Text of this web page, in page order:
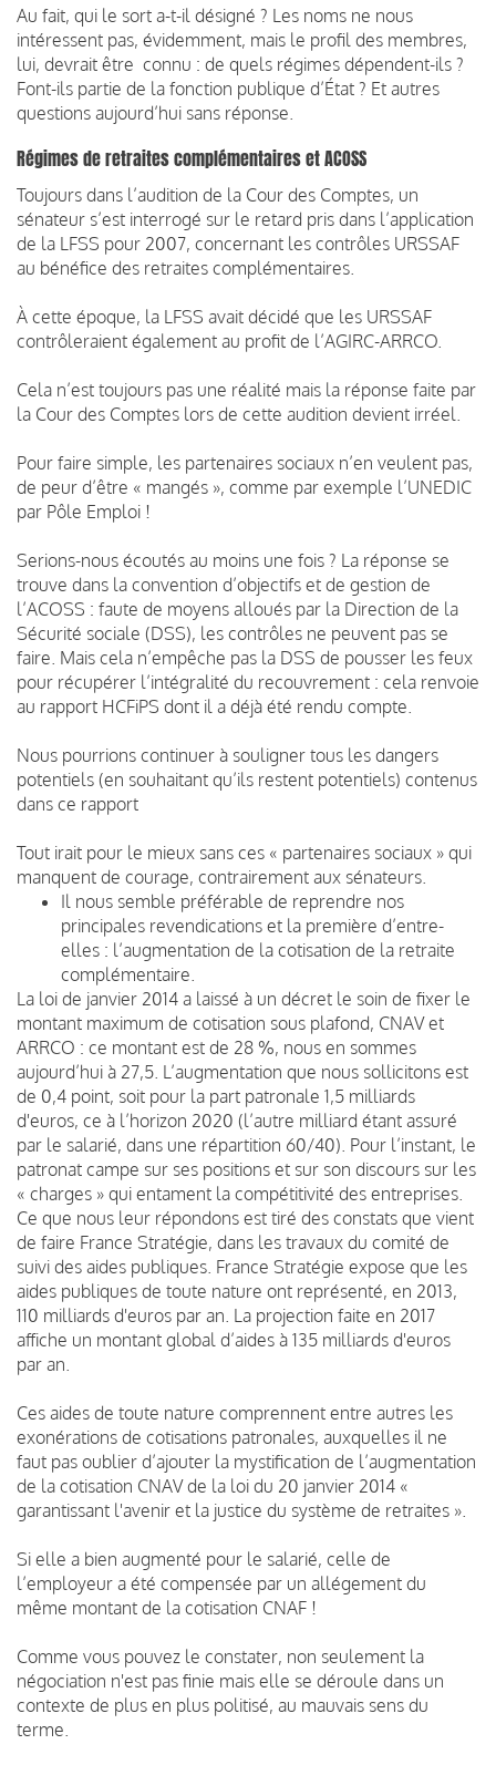
Au fait, qui le sort a-t-il désigné ? Les noms ne nous
intéressent pas, évidemment, mais le profil des membres,
lui, devrait être connu : de quels régimes dépendent-ils ?
Font-ils partie de la fonction publique d’État ? Et autres
questions aujourd’hui sans réponse.
Régimes de retraites complémentaires et ACOSS
Toujours dans l’audition de la Cour des Comptes, un
sénateur s’est interrogé sur le retard pris dans l’application
de la LFSS pour 2007, concernant les contrôles URSSAF
au bénéfice des retraites complémentaires.
À cette époque, la LFSS avait décidé que les URSSAF
contrôleraient également au profit de l’AGIRC-ARRCO.
Cela n’est toujours pas une réalité mais la réponse faite par
la Cour des Comptes lors de cette audition devient irréel.
Pour faire simple, les partenaires sociaux n’en veulent pas,
de peur d’être « mangés », comme par exemple l’UNEDIC
par Pôle Emploi !
Serions-nous écoutés au moins une fois ? La réponse se
trouve dans la convention d’objectifs et de gestion de
l’ACOSS : faute de moyens alloués par la Direction de la
Sécurité sociale (DSS), les contrôles ne peuvent pas se
faire. Mais cela n’empêche pas la DSS de pousser les feux
pour récupérer l’intégralité du recouvrement : cela renvoie
au rapport HCFiPS dont il a déjà été rendu compte.
Nous pourrions continuer à souligner tous les dangers
potentiels (en souhaitant qu’ils restent potentiels) contenus
dans ce rapport
Tout irait pour le mieux sans ces « partenaires sociaux » qui
manquent de courage, contrairement aux sénateurs.
Il nous semble préférable de reprendre nos
principales revendications et la première d’entre-
elles : l’augmentation de la cotisation de la retraite
complémentaire.
La loi de janvier 2014 a laissé à un décret le soin de fixer le
montant maximum de cotisation sous plafond, CNAV et
ARRCO : ce montant est de 28 %, nous en sommes
aujourd’hui à 27,5. L’augmentation que nous sollicitons est
de 0,4 point, soit pour la part patronale 1,5 milliards
d'euros, ce à l’horizon 2020 (l’autre milliard étant assuré
par le salarié, dans une répartition 60/40). Pour l’instant, le
patronat campe sur ses positions et sur son discours sur les
« charges » qui entament la compétitivité des entreprises.
Ce que nous leur répondons est tiré des constats que vient
de faire France Stratégie, dans les travaux du comité de
suivi des aides publiques. France Stratégie expose que les
aides publiques de toute nature ont représenté, en 2013,
110 milliards d'euros par an. La projection faite en 2017
affiche un montant global d’aides à 135 milliards d'euros
par an.
Ces aides de toute nature comprennent entre autres les
exonérations de cotisations patronales, auxquelles il ne
faut pas oublier d’ajouter la mystification de l’augmentation
de la cotisation CNAV de la loi du 20 janvier 2014 «
garantissant l'avenir et la justice du système de retraites ».
Si elle a bien augmenté pour le salarié, celle de
l’employeur a été compensée par un allégement du
même montant de la cotisation CNAF !
Comme vous pouvez le constater, non seulement la
négociation n'est pas finie mais elle se déroule dans un
contexte de plus en plus politisé, au mauvais sens du
terme.